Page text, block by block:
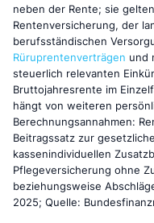
neben der Rente; sie
Rentenversicherung, der
berufsständischen
Rüruprentenverträgen und
steuerlich relevanten
Bruttojahresrente im
hängt von weiteren
Berechnungsannahmen:
Beitragssatz zur
kassenindividuellen
Pflegeversicherung ohne
beziehungsweise
2025; Quelle: